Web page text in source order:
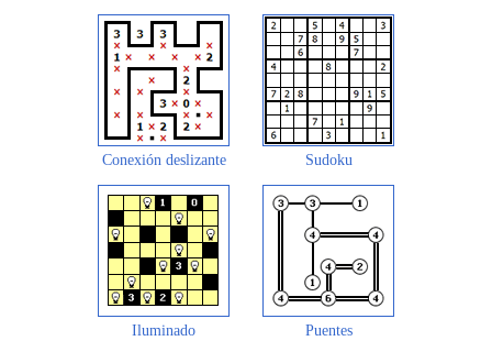
Conexión deslizante Sudoku
Iluminado Puentes